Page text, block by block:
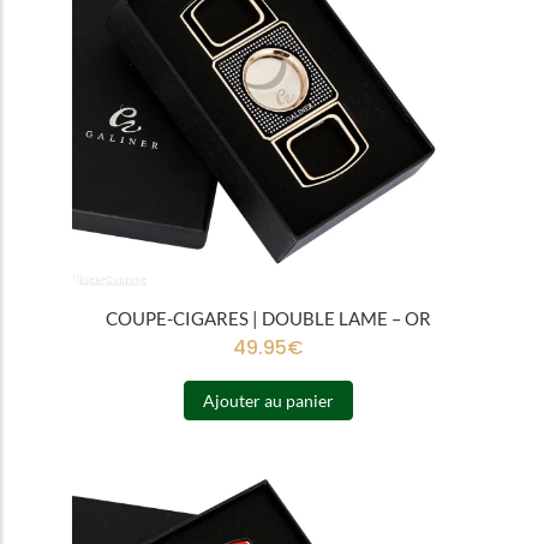
COUPE-CIGARES | DOUBLE LAME – OR
49.95€
Ajouter au panier